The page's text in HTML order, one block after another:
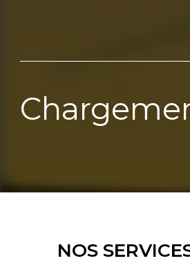
NOS